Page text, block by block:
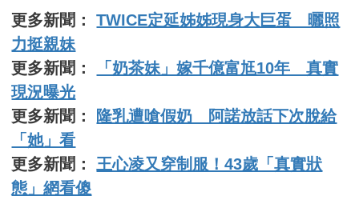
更多新聞：TWICE定延姊姊現身大巨蛋 曬照
力挺親妹
更多新聞：
「奶茶妹」嫁千億富尪10年 真實
現況曝光
更多新聞：
隆乳遭嗆假奶 阿諾放話下次脫給
「她」看
更多新聞： 王心凌又穿制服！43歲「真實狀
態」網看傻